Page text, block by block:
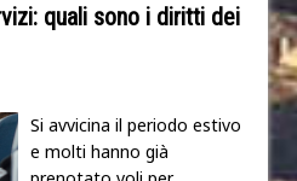
quali sono i diritti dei
Si avvicina il periodo estivo
e molti hanno già